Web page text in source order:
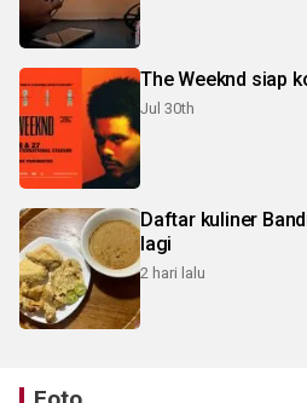
The Weeknd siap
Jul 30th
Daftar kuliner
lagi
2 hari lalu